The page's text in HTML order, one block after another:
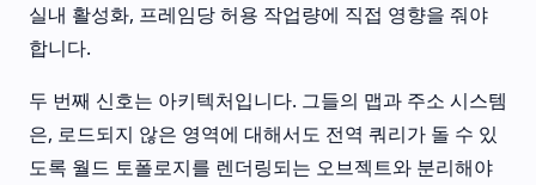
실내 활성화, 프레임당 허용 작업량에 직접 영향을 줘야
합니다.
두 번째 신호는 아키텍처입니다. 그들의 맵과 주소 시스템
은, 로드되지 않은 영역에 대해서도 전역 쿼리가 돌 수 있
도록 월드 토폴로지를 렌더링되는 오브젝트와 분리해야